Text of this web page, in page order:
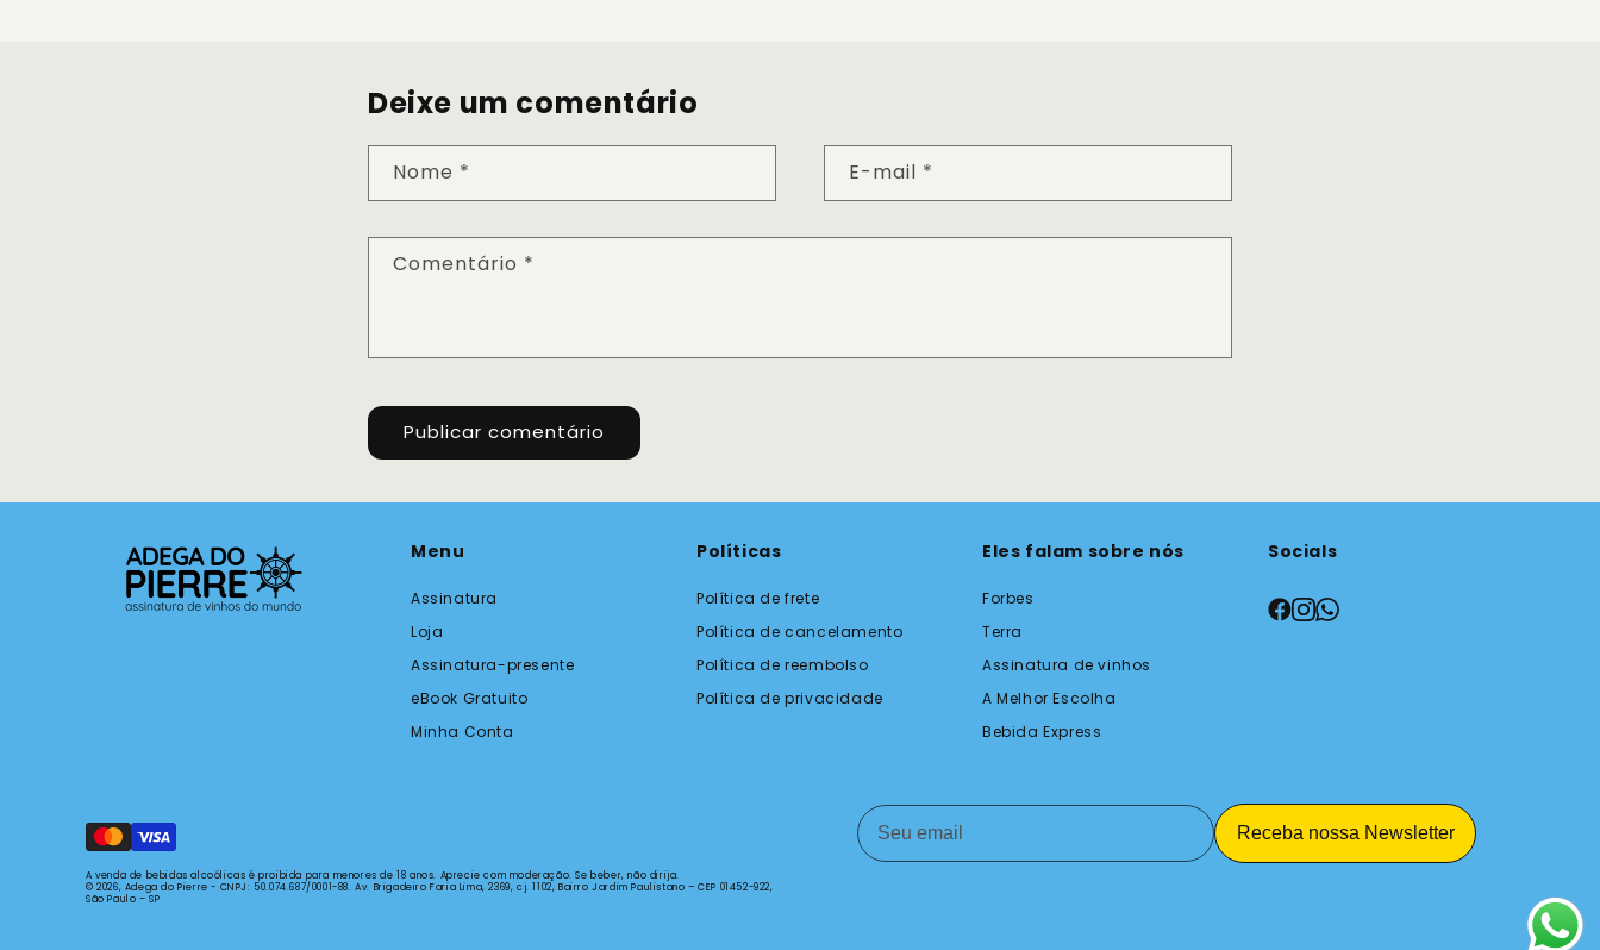
Deixe um comentário
Nome * E-mail *
Comentário *
Menu
Assinatura
Loja
Assinatura-presente
eBook Gratuito
Minha Conta
Políticas
Política de frete
Política de cancelamento
Política de reembolso
Política de privacidade
Eles falam sobre nós
Forbes
Terra
Assinatura de vinhos
A Melhor Escolha
Bebida Express
Socials
A venda de bebidas alcoólicas é proibida para menores de 18 anos. Aprecie com moderação. Se beber, não dirija.
© 2026, Adega do Pierre - CNPJ: 50.074.687/0001-88. Av. Brigadeiro Faria Lima, 2369, cj. 1102, Bairro Jardim Paulistano – CEP 01452-922,
São Paulo – SP
Receba nossa Newsletter